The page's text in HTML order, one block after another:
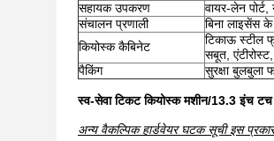
सहायक उपकरण
वायर-लेन
संचालन प्रणाली
बिना लाइसेंस
कियोस्क कैबिनेट
टिकाऊ स्टील
सबूत,
पैकिंग
सुरक्षा बुलबुला
स्व-सेवा टिकट कियोस्क मशीन/13.3 इंच टच
अन्य वैकल्पिक हार्डवेयर घटक सूची इस